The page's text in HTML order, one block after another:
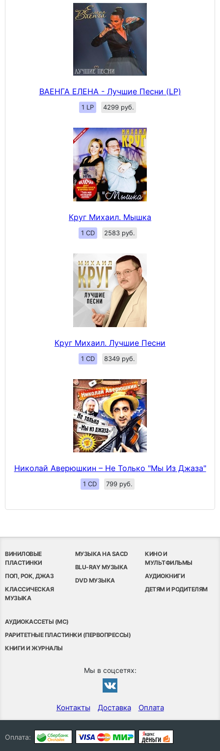
ВАЕНГА ЕЛЕНА - Лучшие Песни (LP)
1 LP 4299 руб.
Круг Михаил. Мышка
1 CD 2583 руб.
Круг Михаил. Лучшие Песни
1 CD 8349 руб.
Николай Аверюшкин ‎– Не Только "Мы Из Джаза"
1 CD 799 руб.
ВИНИЛОВЫЕ
ПЛАСТИНКИ
ПОП, РОК, ДЖАЗ
КЛАССИЧЕСКАЯ
МУЗЫКА
МУЗЫКА НА SACD
BLU-RAY МУЗЫКА
DVD МУЗЫКА
КИНО И
МУЛЬТФИЛЬМЫ
АУДИОКНИГИ
ДЕТЯМ И РОДИТЕЛЯМ
АУДИОКАССЕТЫ (MC)
РАРИТЕТНЫЕ ПЛАСТИНКИ (ПЕРВОПРЕССЫ)
КНИГИ И ЖУРНАЛЫ
Мы в соцсетях:
Контакты Доставка Оплата
Оплата: